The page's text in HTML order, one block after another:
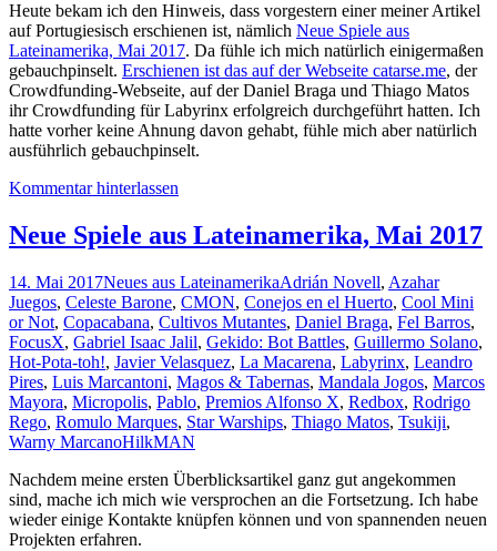
Heute bekam ich den Hinweis, dass vorgestern einer meiner Artikel
auf Portugiesisch erschienen ist, nämlich Neue Spiele aus
Lateinamerika, Mai 2017. Da fühle ich mich natürlich einigermaßen
gebauchpinselt. Erschienen ist das auf der Webseite catarse.me, der
Crowdfunding-Webseite, auf der Daniel Braga und Thiago Matos
ihr Crowdfunding für Labyrinx erfolgreich durchgeführt hatten. Ich
hatte vorher keine Ahnung davon gehabt, fühle mich aber natürlich
ausführlich gebauchpinselt.
Kommentar hinterlassen
Neue Spiele aus Lateinamerika, Mai 2017
14. Mai 2017Neues aus LateinamerikaAdrián Novell, Azahar
Juegos, Celeste Barone, CMON, Conejos en el Huerto, Cool Mini
or Not, Copacabana, Cultivos Mutantes, Daniel Braga, Fel Barros,
FocusX, Gabriel Isaac Jalil, Gekido: Bot Battles, Guillermo Solano,
Hot-Pota-toh!, Javier Velasquez, La Macarena, Labyrinx, Leandro
Pires, Luis Marcantoni, Magos & Tabernas, Mandala Jogos, Marcos
Mayora, Micropolis, Pablo, Premios Alfonso X, Redbox, Rodrigo
Rego, Romulo Marques, Star Warships, Thiago Matos, Tsukiji,
Warny MarcanoHilkMAN
Nachdem meine ersten Überblicksartikel ganz gut angekommen
sind, mache ich mich wie versprochen an die Fortsetzung. Ich habe
wieder einige Kontakte knüpfen können und von spannenden neuen
Projekten erfahren.